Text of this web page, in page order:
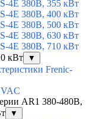
4E 380В, 355 кВт
4E 380В, 400 кВт
4E 380В, 500 кВт
4E 380В, 630 кВт
4E 380В, 710 кВт
кВт
▼
Frenic-
AR1 380-480В,
▼